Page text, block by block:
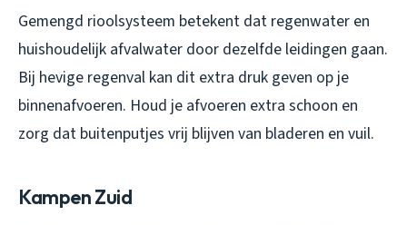
Gemengd rioolsysteem betekent dat regenwater en
huishoudelijk afvalwater door dezelfde leidingen gaan.
Bij hevige regenval kan dit extra druk geven op je
binnenafvoeren. Houd je afvoeren extra schoon en
zorg dat buitenputjes vrij blijven van bladeren en vuil.
Kampen Zuid